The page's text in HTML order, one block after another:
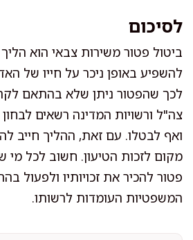
לסיכום
ביטול פטור משירות צבאי הוא
להשפיע באופן ניכר על חייו של
לכך שהפטור ניתן שלא בהתאם
צה"ל ורשויות המדינה רשאים
ואף לבטלו. עם זאת, ההליך חייב
מקום לזכות הטיעון. חשוב לכל מי
פטור להכיר את זכויותיו ולפעול
המשפטיות העומדות לרשותו.